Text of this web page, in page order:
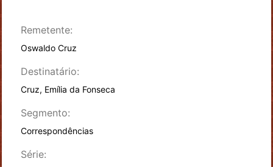
Remetente:
Oswaldo Cruz
Destinatário:
Cruz, Emília da Fonseca
Segmento:
Correspondências
Série: